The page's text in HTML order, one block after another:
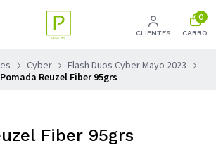
CLIENTES
0
CARRO
Cyber
Flash Duos Cyber Mayo 2023
Pomada Reuzel Fiber 95grs
Fiber 95grs